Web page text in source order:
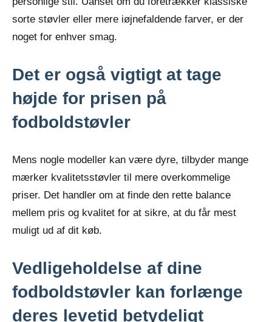
sorte støvler eller mere iøjnefaldende farver, er der
noget for enhver smag.
Det er også vigtigt at tage
højde for prisen på
fodboldstøvler
Mens nogle modeller kan være dyre, tilbyder mange
mærker kvalitetsstøvler til mere overkommelige
priser. Det handler om at finde den rette balance
mellem pris og kvalitet for at sikre, at du får mest
muligt ud af dit køb.
Vedligeholdelse af dine
fodboldstøvler kan forlænge
deres levetid betydeligt